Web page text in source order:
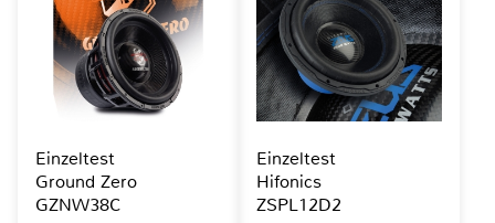
Einzeltest
Ground Zero
GZNW38C
Einzeltest
Hifonics
ZSPL12D2